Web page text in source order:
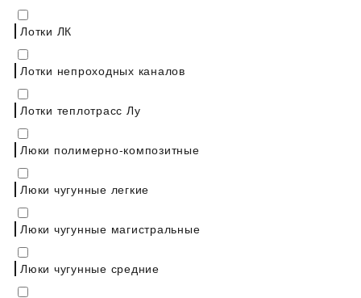
Лотки ЛК
Лотки непроходных каналов
Лотки теплотрасс Лу
Люки полимерно-композитные
Люки чугунные легкие
Люки чугунные магистральные
Люки чугунные средние